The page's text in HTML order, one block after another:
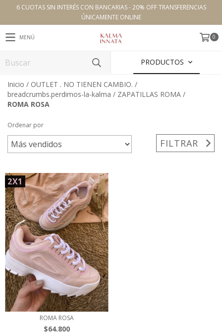
6 CUOTAS SIN INTERÉS CON BANCARIAS - 20% OFF TRANSFERENCIAS
ÚNICAMENTE ONLINE
MENÚ 0
PRODUCTOS
Inicio / OUTLET . NO TIENEN CAMBIO. /
breadcrumbs.perdimos-la-kalma / ZAPATILLAS ROMA /
ROMA ROSA
Ordenar por
FILTRAR
2X1
ROMA ROSA
$64.800